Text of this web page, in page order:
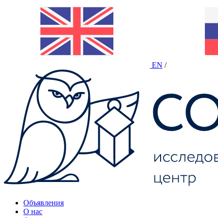
EN /
Объявления
О нас